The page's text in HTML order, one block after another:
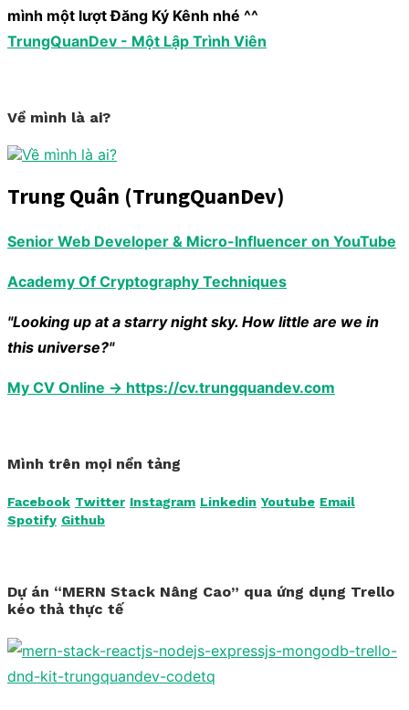
mình một lượt Đăng Ký Kênh nhé ^^
TrungQuanDev - Một Lập Trình Viên
Về mình là ai?
Trung Quân (TrungQuanDev)
Senior Web Developer & Micro-Influencer on YouTube
Academy Of Cryptography Techniques
"Looking up at a starry night sky. How little are we in
this universe?"
My CV Online → https://cv.trungquandev.com
Mình trên mọi nền tảng
Facebook Twitter Instagram Linkedin Youtube Email
Spotify Github
Dự án “MERN Stack Nâng Cao” qua ứng dụng Trello
kéo thả thực tế